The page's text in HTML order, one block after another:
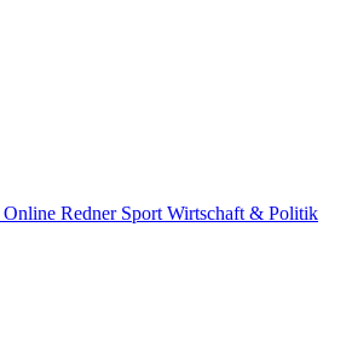
Online Redner Sport Wirtschaft & Politik